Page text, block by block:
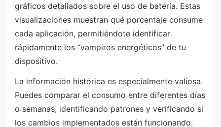
gráficos detallados sobre el uso de batería. Estas
visualizaciones muestran qué porcentaje consume
cada aplicación, permitiéndote identificar
rápidamente los “vampiros energéticos” de tu
dispositivo.
La información histórica es especialmente valiosa.
Puedes comparar el consumo entre diferentes días
o semanas, identificando patrones y verificando si
los cambios implementados están funcionando.